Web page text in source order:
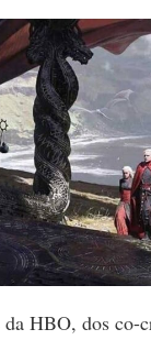
HBO, dos co-